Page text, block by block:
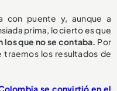
con puente y, aunque a
prima, lo cierto es que
los que no se contaba. Por
traemos los resultados de
se convirtió en el